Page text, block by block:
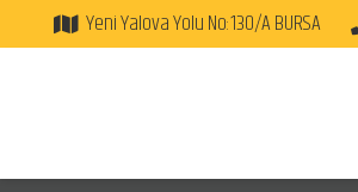
Yeni Yalova Yolu No:130/A BURSA